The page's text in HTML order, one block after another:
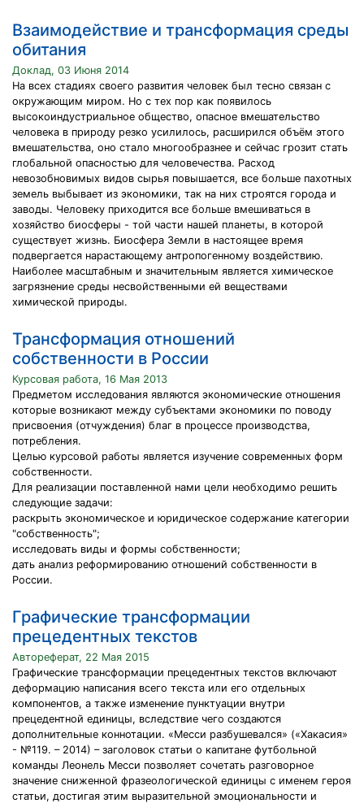
Взаимодействие и трансформация среды
обитания
Доклад, 03 Июня 2014
На всех стадиях своего развития человек был тесно связан с
окружающим миром. Но с тех пор как появилось
высокоиндустриальное общество, опасное вмешательство
человека в природу резко усилилось, расширился объём этого
вмешательства, оно стало многообразнее и сейчас грозит стать
глобальной опасностью для человечества. Расход
невозобновимых видов сырья повышается, все больше пахотных
земель выбывает из экономики, так на них строятся города и
заводы. Человеку приходится все больше вмешиваться в
хозяйство биосферы - той части нашей планеты, в которой
существует жизнь. Биосфера Земли в настоящее время
подвергается нарастающему антропогенному воздействию.
Наиболее масштабным и значительным является химическое
загрязнение среды несвойственными ей веществами
химической природы.
Трансформация отношений
собственности в России
Курсовая работа, 16 Мая 2013
Предметом исследования являются экономические отношения
которые возникают между субъектами экономики по поводу
присвоения (отчуждения) благ в процессе производства,
потребления.
Целью курсовой работы является изучение современных форм
собственности.
Для реализации поставленной нами цели необходимо решить
следующие задачи:
раскрыть экономическое и юридическое содержание категории
"собственность";
исследовать виды и формы собственности;
дать анализ реформированию отношений собственности в
России.
Графические трансформации
прецедентных текстов
Автореферат, 22 Мая 2015
Графические трансформации прецедентных текстов включают
деформацию написания всего текста или его отдельных
компонентов, а также изменение пунктуации внутри
прецедентной единицы, вследствие чего создаются
дополнительные коннотации. «Месси разбушевался» («Хакасия»
- №119. – 2014) – заголовок статьи о капитане футбольной
команды Леонель Месси позволяет сочетать разговорное
значение сниженной фразеологической единицы с именем героя
статьи, достигая этим выразительной эмоциональности и